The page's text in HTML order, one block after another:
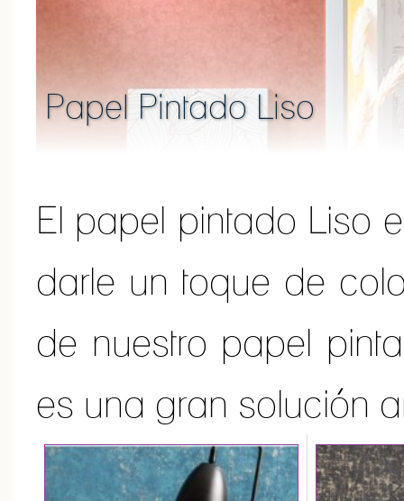
Papel Pintado Liso
El papel pintado Liso
darle un toque de
de nuestro papel
es una gran solución